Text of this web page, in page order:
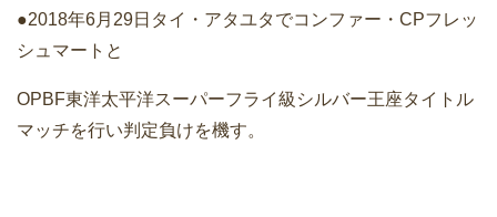
●2018年6月29日タイ・アタユタでコンファー・CPフレッ
シュマートと
OPBF東洋太平洋スーパーフライ級シルバー王座タイトル
マッチを行い判定負けを機す。